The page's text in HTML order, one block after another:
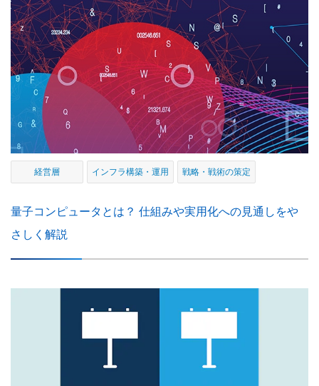
経営層 インフラ構築・運用 戦略・戦術の策定
量子コンピュータとは？ 仕組みや実用化への見通しをや
さしく解説